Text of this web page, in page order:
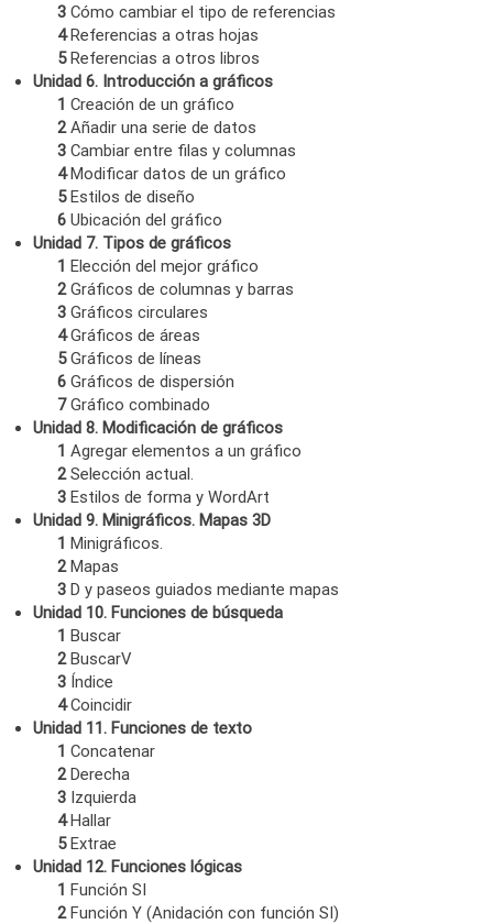
3 Cómo cambiar el tipo de referencias
4Referencias a otras hojas
5Referencias a otros libros
Unidad 6. Introducción a gráficos
1 Creación de un gráfico
2Añadir una serie de datos
3 Cambiar entre filas y columnas
4Modificar datos de un gráfico
5Estilos de diseño
6 Ubicación del gráfico
Unidad 7. Tipos de gráficos
1 Elección del mejor gráfico
2Gráficos de columnas y barras
3 Gráficos circulares
4Gráficos de áreas
5Gráficos de líneas
6 Gráficos de dispersión
7Gráfico combinado
Unidad 8. Modificación de gráficos
1 Agregar elementos a un gráfico
2Selección actual.
3 Estilos de forma y WordArt
Unidad 9. Minigráficos. Mapas 3D
1 Minigráficos.
2Mapas
3 D y paseos guiados mediante mapas
Unidad 10. Funciones de búsqueda
1 Buscar
2BuscarV
3 Índice
4Coincidir
Unidad 11. Funciones de texto
1 Concatenar
2Derecha
3 Izquierda
4Hallar
5Extrae
Unidad 12. Funciones lógicas
1 Función SI
2Función Y (Anidación con función SI)